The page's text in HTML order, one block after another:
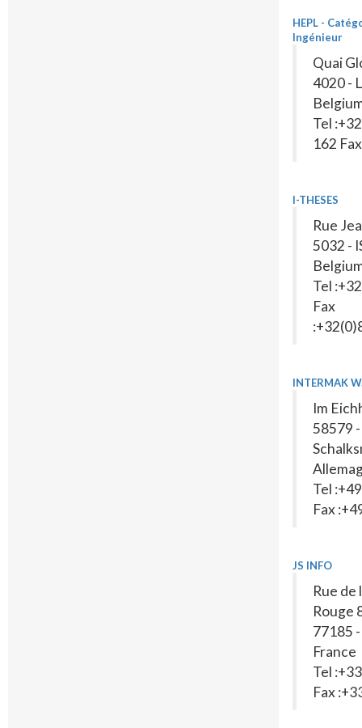
HEPL -
Ingénieur
Quai
4020 -
Tel
162
I-THESES
Rue
5032 -
Tel
Fax
INTERMAK
Im
58579 -
Tel
Fax
JS INFO
Rue de
Rouge
77185
France
Tel
Fax